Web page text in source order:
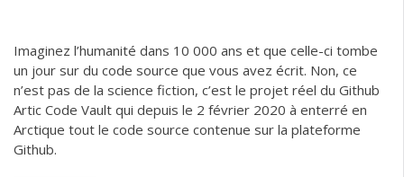
Imaginez l’humanité dans 10 000 ans et que celle-ci tombe
un jour sur du code source que vous avez écrit. Non, ce
n’est pas de la science fiction, c’est le projet réel du Github
Artic Code Vault qui depuis le 2 février 2020 à enterré en
Arctique tout le code source contenue sur la plateforme
Github.